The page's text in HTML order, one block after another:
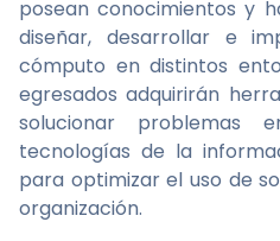
posean conocimientos y
diseñar, desarrollar e
cómputo en distintos
egresados adquirirán
solucionar
tecnologías de la
para optimizar el uso de
organización.